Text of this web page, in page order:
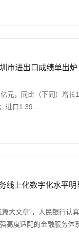
市进出口成绩单出炉
元，同比（下同）增长
进口1.39...
线上化数字化水平明
大文章”，人民银行认
高度适配的金融服务体